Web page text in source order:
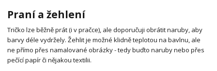
Praní a žehlení
Tričko lze běžně prát (i v pračce), ale doporučuji obrátit naruby, aby
barvy déle vydržely. Žehlit je možné klidně teplotou na bavlnu, ale
ne přímo přes namalované obrázky - tedy buďto naruby nebo přes
pečící papír či nějakou textilii.